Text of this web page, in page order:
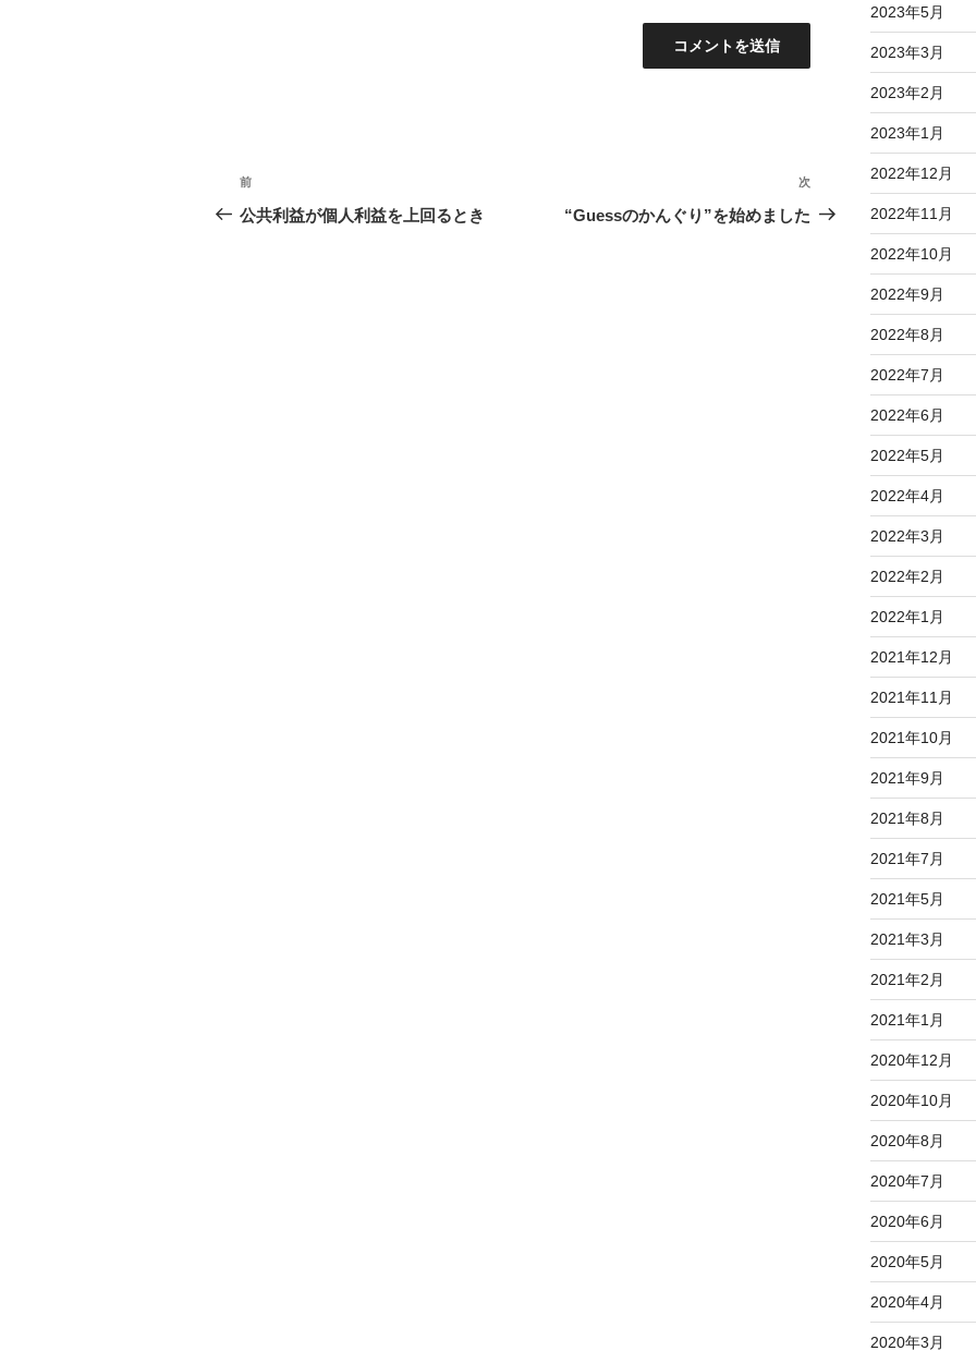
投
稿
前
の
前
公共利益が個人利益を上回るとき
次
の
次
“Guessのかんぐり”を始めました
2023年5月
2023年3月
2023年2月
2023年1月
2022年12月
2022年11月
2022年10月
2022年9月
2022年8月
2022年7月
2022年6月
2022年5月
2022年4月
2022年3月
2022年2月
2022年1月
2021年12月
2021年11月
2021年10月
2021年9月
2021年8月
2021年7月
2021年5月
2021年3月
2021年2月
2021年1月
2020年12月
2020年10月
2020年8月
2020年7月
2020年6月
2020年5月
2020年4月
2020年3月